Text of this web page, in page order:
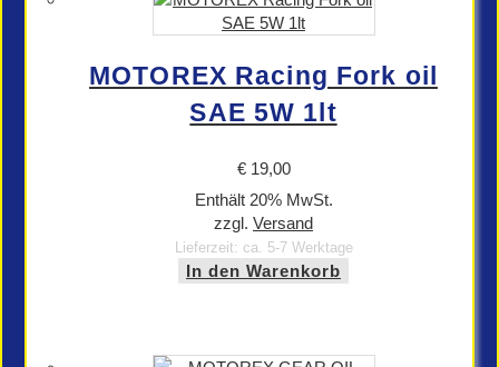
MOTOREX Racing Fork oil
SAE 5W 1lt
€19,00
Enthält 20% MwSt.
zzgl. Versand
Lieferzeit: ca. 5-7 Werktage
In den Warenkorb